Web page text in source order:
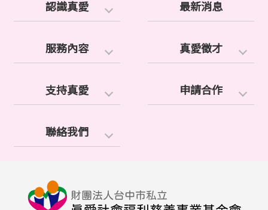
認識真愛 最新消息
服務內容 真愛徵才
支持真愛 申請合作
聯絡我們